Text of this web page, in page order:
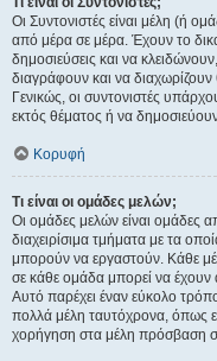
Οι Συντονιστές είναι μέλη (ή
από μέρα σε μέρα. Έχουν το
δημοσιεύσεις και να
διαγράφουν και να
Γενικώς, οι συντονιστές
εκτός θέματος ή να
Κορυφή
Τι είναι οι ομάδες μελών;
Οι ομάδες μελών είναι ομάδες
διαχειρίσιμα τμήματα με τα
μπορούν να εργαστούν. Κάθε
σε κάθε ομάδα μπορεί να έχουν
Αυτό παρέχει έναν εύκολο
πολλά μέλη ταυτόχρονα, όπως
χορήγηση στα μέλη πρόσβαση